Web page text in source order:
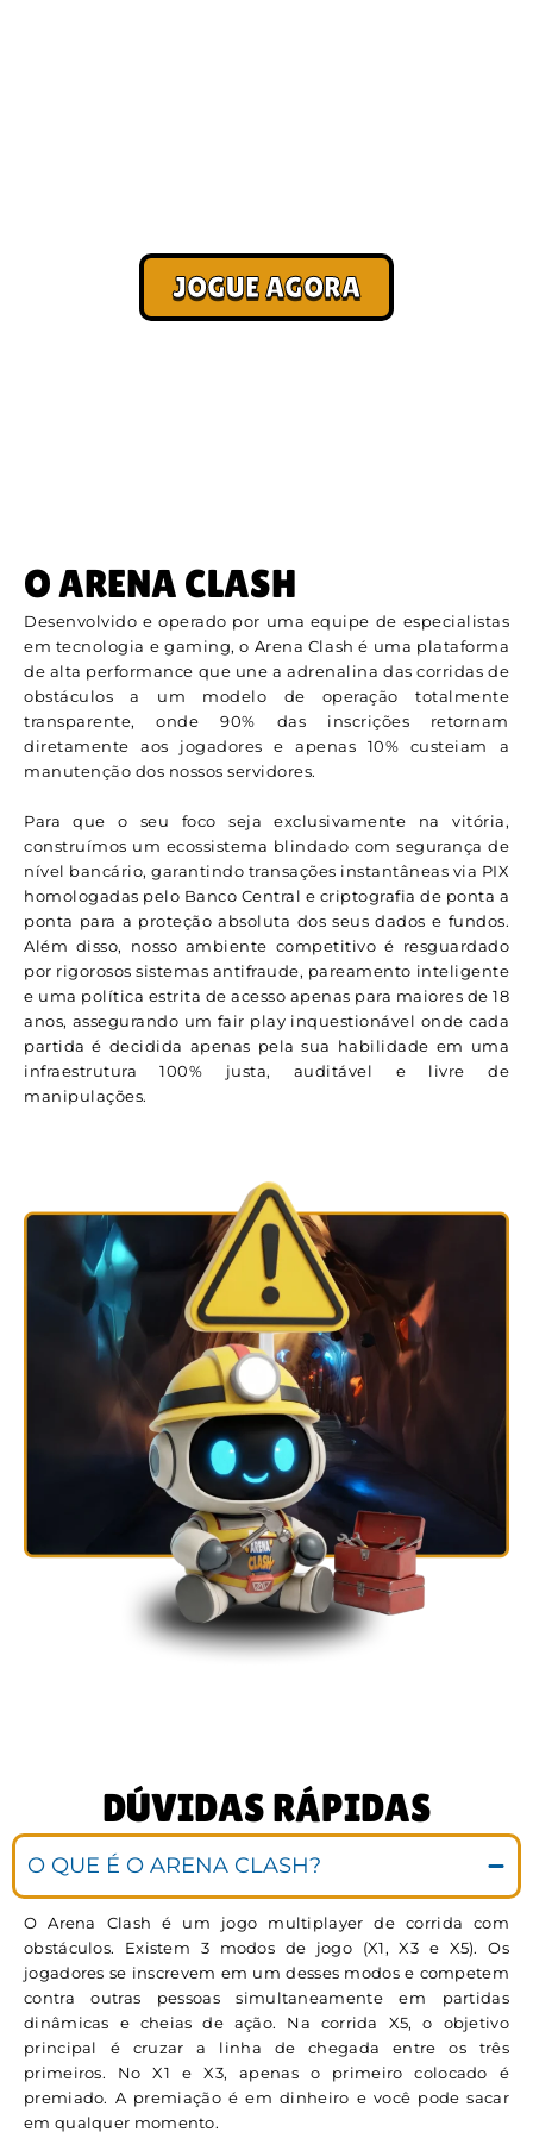
JOGUE AGORA
O ARENA CLASH
Desenvolvido e operado por uma equipe de especialistas
em tecnologia e gaming, o Arena Clash é uma plataforma
de alta performance que une a adrenalina das corridas de
obstáculos a um modelo de operação totalmente
transparente, onde 90% das inscrições retornam
diretamente aos jogadores e apenas 10% custeiam a
manutenção dos nossos servidores.
Para que o seu foco seja exclusivamente na vitória,
construímos um ecossistema blindado com segurança de
nível bancário, garantindo transações instantâneas via PIX
homologadas pelo Banco Central e criptografia de ponta a
ponta para a proteção absoluta dos seus dados e fundos.
Além disso, nosso ambiente competitivo é resguardado
por rigorosos sistemas antifraude, pareamento inteligente
e uma política estrita de acesso apenas para maiores de 18
anos, assegurando um fair play inquestionável onde cada
partida é decidida apenas pela sua habilidade em uma
infraestrutura 100% justa, auditável e livre de
manipulações.
DÚVIDAS RÁPIDAS
O QUE É O ARENA CLASH?
O Arena Clash é um jogo multiplayer de corrida com
obstáculos. Existem 3 modos de jogo (X1, X3 e X5). Os
jogadores se inscrevem em um desses modos e competem
contra outras pessoas simultaneamente em partidas
dinâmicas e cheias de ação. Na corrida X5, o objetivo
principal é cruzar a linha de chegada entre os três
primeiros. No X1 e X3, apenas o primeiro colocado é
premiado. A premiação é em dinheiro e você pode sacar
em qualquer momento.